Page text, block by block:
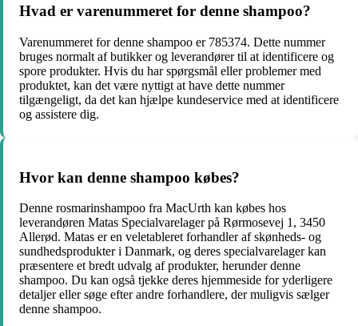
Hvad er varenummeret for denne shampoo?
Varenummeret for denne shampoo er 785374. Dette nummer
bruges normalt af butikker og leverandører til at identificere og
spore produkter. Hvis du har spørgsmål eller problemer med
produktet, kan det være nyttigt at have dette nummer
tilgængeligt, da det kan hjælpe kundeservice med at identificere
og assistere dig.
Hvor kan denne shampoo købes?
Denne rosmarinshampoo fra MacUrth kan købes hos
leverandøren Matas Specialvarelager på Rørmosevej 1, 3450
Allerød. Matas er en veletableret forhandler af skønheds- og
sundhedsprodukter i Danmark, og deres specialvarelager kan
præsentere et bredt udvalg af produkter, herunder denne
shampoo. Du kan også tjekke deres hjemmeside for yderligere
detaljer eller søge efter andre forhandlere, der muligvis sælger
denne shampoo.